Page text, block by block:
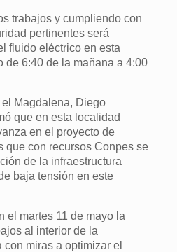
trabajos y cumpliendo con
pertinentes será
fluido eléctrico en esta
de 6:40 de la mañana a 4:00
Magdalena, Diego
que en esta localidad
en el proyecto de
que con recursos Conpes se
de la infraestructura
baja tensión en este
el martes 11 de mayo la
al interior de la
miras a optimizar el